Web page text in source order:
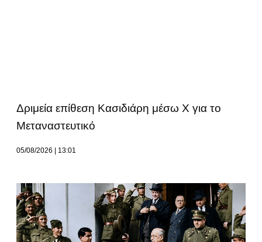
Δριμεία επίθεση Κασιδιάρη μέσω Χ για το
Μεταναστευτικό
05/08/2026 13:01